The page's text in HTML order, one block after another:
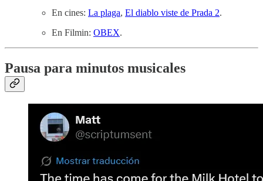
En cines: La plaga, El diablo viste de Prada 2.
En Filmin: OBEX.
Pausa para minutos musicales